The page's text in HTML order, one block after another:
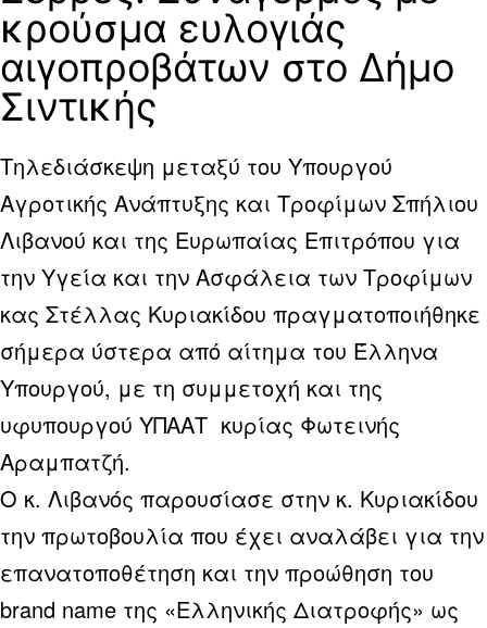
κρούσμα ευλογιάς
αιγοπροβάτων στο Δήμο
Σιντικής
Τηλεδιάσκεψη μεταξύ του Υπουργού
Αγροτικής Ανάπτυξης και Τροφίμων Σπήλιου
Λιβανού και της Ευρωπαίας Επιτρόπου για
την Υγεία και την Ασφάλεια των Τροφίμων
κας Στέλλας Κυριακίδου πραγματοποιήθηκε
σήμερα ύστερα από αίτημα του Έλληνα
Υπουργού, με τη συμμετοχή και της
υφυπουργού ΥΠΑΑΤ κυρίας Φωτεινής
Αραμπατζή.
Ο κ. Λιβανός παρουσίασε στην κ. Κυριακίδου
την πρωτοβουλία που έχει αναλάβει για την
επανατοποθέτηση και την προώθηση του
brand name της «Ελληνικής Διατροφής» ως